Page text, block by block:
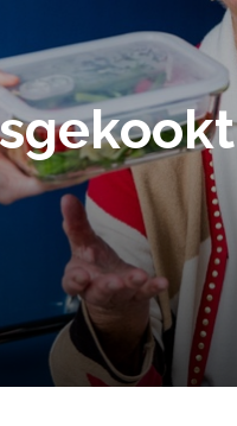
Afgerond
Certificaten